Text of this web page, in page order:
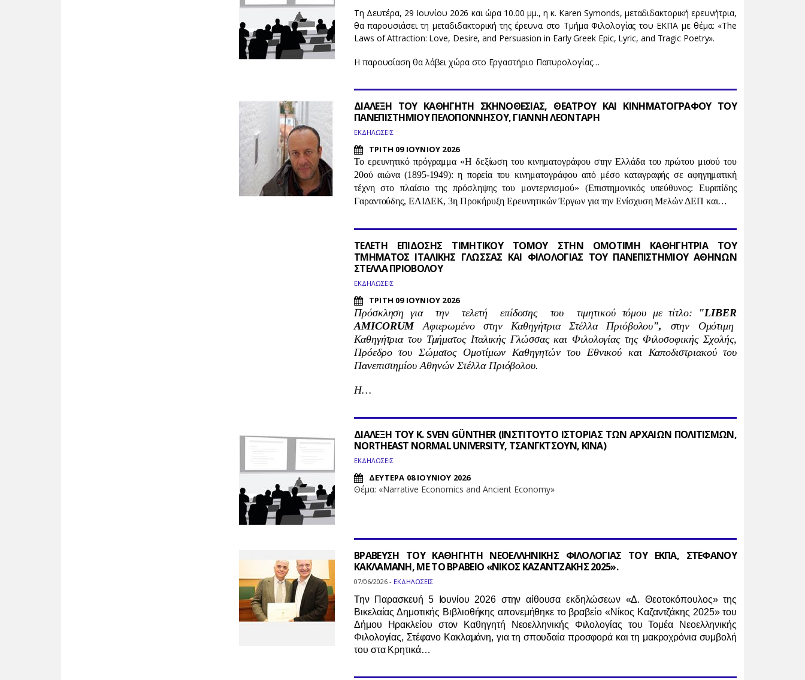
Τη Δευτέρα, 29 Ιουνίου 2026 και ώρα 10.00 μμ., η κ. Karen Symonds, μεταδιδακτορική ερευνήτρια,
θα παρουσιάσει τη μεταδιδακτορική της έρευνα στο Τμήμα Φιλολογίας του ΕΚΠΑ με θέμα: «The
Laws of Attraction: Love, Desire, and Persuasion in Early Greek Epic, Lyric, and Tragic Poetry».
Η παρουσίαση θα λάβει χώρα στο Εργαστήριο Παπυρολογίας…
ΔΙΑΛΕΞΗ ΤΟΥ ΚΑΘΗΓΗΤΗ ΣΚΗΝΟΘΕΣΙΑΣ, ΘΕΑΤΡΟΥ ΚΑΙ ΚΙΝΗΜΑΤΟΓΡΑΦΟΥ ΤΟΥ
ΠΑΝΕΠΙΣΤΗΜΙΟΥ ΠΕΛΟΠΟΝΝΗΣΟΥ, ΓΙΑΝΝΗ ΛΕΟΝΤΑΡΗ
ΕΚΔΗΛΩΣΕΙΣ
ΤΡΙΤΗ 09 ΙΟΥΝΙΟΥ 2026
Το ερευνητικό πρόγραμμα «Η δεξίωση του κινηματογράφου στην Ελλάδα του πρώτου μισού του
20ού αιώνα (1895-1949): η πορεία του κινηματογράφου από μέσο καταγραφής σε αφηγηματική
τέχνη στο πλαίσιο της πρόσληψης του μοντερνισμού» (Επιστημονικός υπεύθυνος: Ευριπίδης
Γαραντούδης, ΕΛΙΔΕΚ, 3η Προκήρυξη Ερευνητικών Έργων για την Ενίσχυση Μελών ΔΕΠ και…
ΤΕΛΕΤΗ ΕΠΙΔΟΣΗΣ ΤΙΜΗΤΙΚΟΥ ΤΟΜΟΥ ΣΤΗΝ ΟΜΟΤΙΜΗ ΚΑΘΗΓΗΤΡΙΑ ΤΟΥ
ΤΜΗΜΑΤΟΣ ΙΤΑΛΙΚΗΣ ΓΛΩΣΣΑΣ ΚΑΙ ΦΙΛΟΛΟΓΙΑΣ ΤΟΥ ΠΑΝΕΠΙΣΤΗΜΙΟΥ ΑΘΗΝΩΝ
ΣΤΕΛΛΑ ΠΡΙΟΒΟΛΟΥ
ΕΚΔΗΛΩΣΕΙΣ
ΤΡΙΤΗ 09 ΙΟΥΝΙΟΥ 2026
Πρόσκληση για την τελετή επίδοσης του τιμητικού τόμου με τίτλο: "LIBER
AMICORUMΑφιερωμένο στην Καθηγήτρια Στέλλα Πριόβολου", στην Ομότιμη
Καθηγήτρια του Τμήματος Ιταλικής Γλώσσας και Φιλολογίας της Φιλοσοφικής Σχολής,
Πρόεδρο του Σώματος Ομοτίμων Καθηγητών του Εθνικού και Καποδιστριακού του
Πανεπιστημίου Αθηνών Στέλλα Πριόβολου.
Η…
ΔΙΑΛΕΞΗ ΤΟΥ Κ. SVEN GÜNTHER (ΙΝΣΤΙΤΟΥΤΟ ΙΣΤΟΡΙΑΣ ΤΩΝ ΑΡΧΑΙΩΝ ΠΟΛΙΤΙΣΜΩΝ,
NORTHEAST NORMAL UNIVERSITY, ΤΣΑΝΓΚΤΣΟΥΝ, ΚΙΝΑ)
ΕΚΔΗΛΩΣΕΙΣ
ΔΕΥΤΕΡΑ 08 ΙΟΥΝΙΟΥ 2026
Θέμα: «Narrative Economics and Ancient Economy»
ΒΡΑΒΕΥΣΗ ΤΟΥ ΚΑΘΗΓΗΤΗ ΝΕΟΕΛΛΗΝΙΚΗΣ ΦΙΛΟΛΟΓΙΑΣ ΤΟΥ ΕΚΠΑ, ΣΤΕΦΑΝΟΥ
ΚΑΚΛΑΜΑΝΗ, ΜΕ ΤΟ ΒΡΑΒΕΙΟ «ΝΙΚΟΣ ΚΑΖΑΝΤΖΑΚΗΣ 2025».
07/06/2026 - ΕΚΔΗΛΩΣΕΙΣ
Την Παρασκευή 5 Ιουνίου 2026 στην αίθουσα εκδηλώσεων «Δ. Θεοτοκόπουλος» της
Βικελαίας Δημοτικής Βιβλιοθήκης απονεμήθηκε το βραβείο «Νίκος Καζαντζάκης 2025» του
Δήμου Ηρακλείου στον Kαθηγητή Νεοελληνικής Φιλολογίας του Τομέα Νεοελληνικής
Φιλολογίας, Στέφανο Κακλαμάνη, για τη σπουδαία προσφορά και τη μακροχρόνια συμβολή
του στα Κρητικά…